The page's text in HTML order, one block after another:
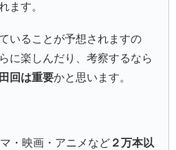
ます。
いることが予想されますの
に楽しんだり、考察するなら
回は重要かと思います。
・映画・アニメなど ２万本以